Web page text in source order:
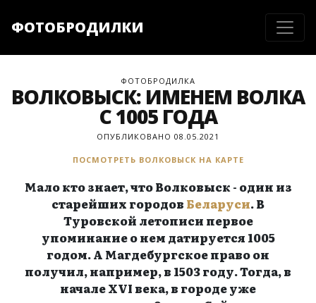
ФОТОБРОДИЛКИ
ФОТОБРОДИЛКА
ВОЛКОВЫСК: ИМЕНЕМ ВОЛКА
С 1005 ГОДА
ОПУБЛИКОВАНО 08.05.2021
ПОСМОТРЕТЬ ВОЛКОВЫСК НА КАРТЕ
Мало кто знает, что Волковыск - один из
старейших городов Беларуси. В
Туровской летописи первое
упоминание о нем датируется 1005
годом. А Магдебургское право он
получил, например, в 1503 году. Тогда, в
начале XVI века, в городе уже